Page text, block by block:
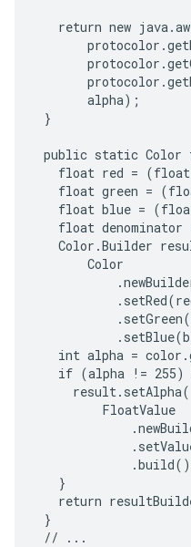
return new
       alpha);
}
public static Color
float red =
float green =
float blue =
float denominator
Color.Builder
       Color
int alpha =
if (alpha != 255)
     result.setAlpha(
         FloatValue
   }
return
}